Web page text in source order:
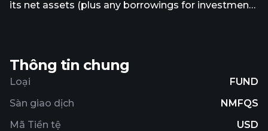
its net assets (plus any borrowings for investment
market capitalization, at the time of purchase, are
consistent with the market capitalizations of
Thông tin chung
Loại
FUND
Sàn giao dịch
NMFQS
Mã Tiền tệ
USD